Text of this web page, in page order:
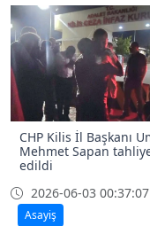
CHP Kilis İl Başkanı
Mehmet Sapan
edildi
2026-06-03 00:37:07
Asayiş